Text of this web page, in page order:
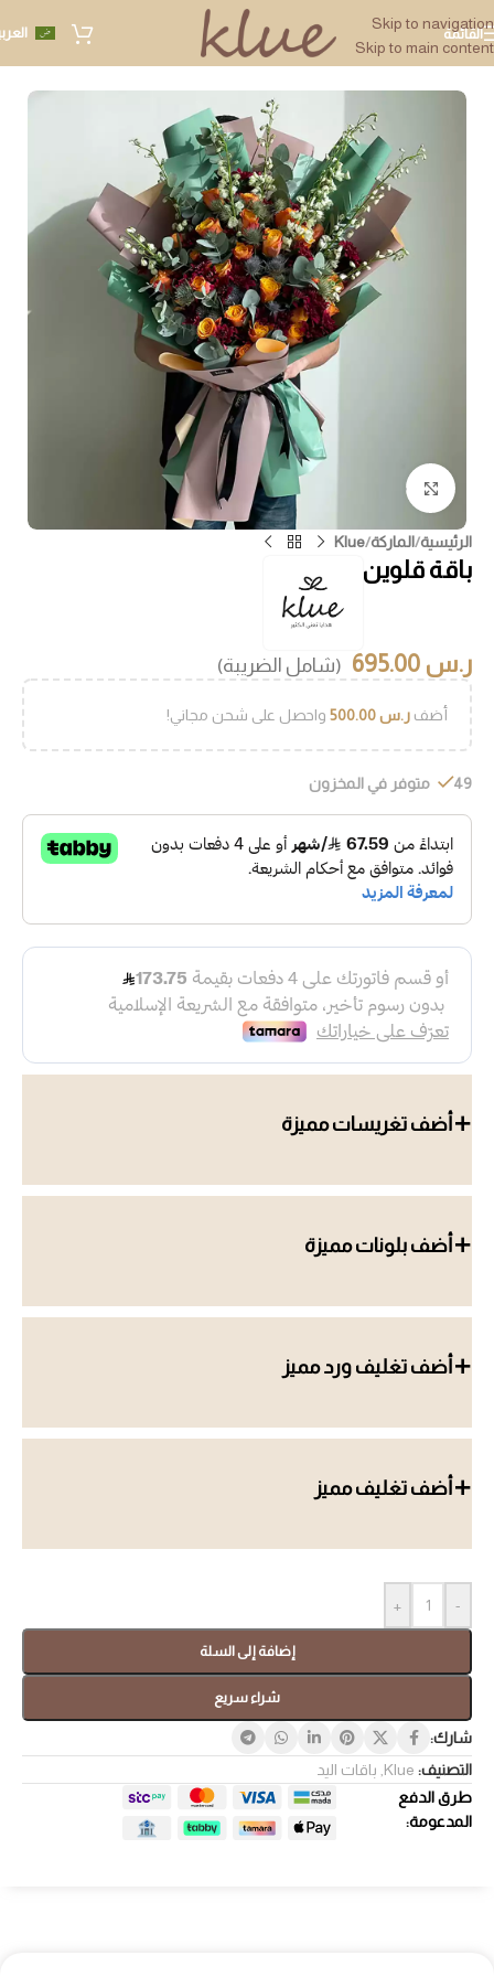
Skip to navigation
Skip to main content
القائمة
Click to enlarge
الرئيسية/الماركة/
Klue
باقة قلوين
ر.س (شامل الضريبة)
أضف ر.س واحصل على شحن مجاني!
49 متوفر في المخزون
أضف تغريسات مميزة
أضف بلونات مميزة
أضف تغليف ورد مميز
أضف تغليف مميز
-
+
إضافة إلى السلة
شراء سريع
شارك:
التصنيف: Klue
, باقات اليد
طرق الدفع
المدعومة: